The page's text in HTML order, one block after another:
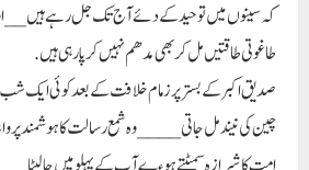
کہ سینوں میں توحید کے دئے آج تک جل رہے ہیں__اور
طاغوتی طاقتیں مل کر بھی مدھم نہیں کرپارہی ہیں.
صدیق اکبر کے بستر پر زمام خلافت کے بعد کوئی ایک شب
چین کی نیند مل جاتی ____ وہ شمع رسالت کا ہوشمند